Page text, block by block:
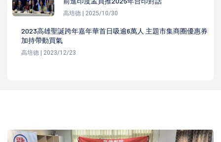
高培德 | 2025/10/30
2023高雄聖誕跨年嘉年華首日吸逾6萬人 主題市集商圈優惠券
加持帶動買氣
高培德 | 2023/12/23